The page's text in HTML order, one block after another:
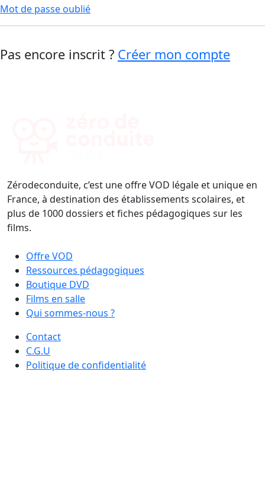
Mot de passe oublié
Pas encore inscrit ? Créer mon compte
Zérodeconduite, c’est une offre VOD légale et unique en
France, à destination des établissements scolaires, et
plus de 1000 dossiers et fiches pédagogiques sur les
films.
Offre VOD
Ressources pédagogiques
Boutique DVD
Films en salle
Qui sommes-nous ?
Contact
C.G.U
Politique de confidentialité